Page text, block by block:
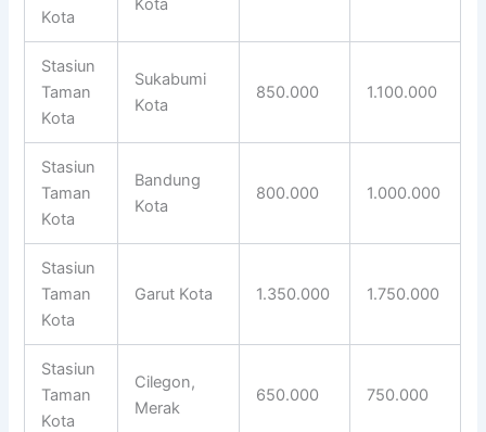
Kota
Kota
Stasiun
Taman
Kota
Sukabumi
Kota
850.000 1.100.000
Stasiun
Taman
Kota
Bandung
Kota
800.000 1.000.000
Stasiun
Taman
Kota
Garut Kota 1.350.000 1.750.000
Stasiun
Taman
Kota
Cilegon,
Merak
650.000 750.000